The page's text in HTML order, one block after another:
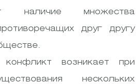
наличие множества
друг другу
конфликт возникает при
нескольких